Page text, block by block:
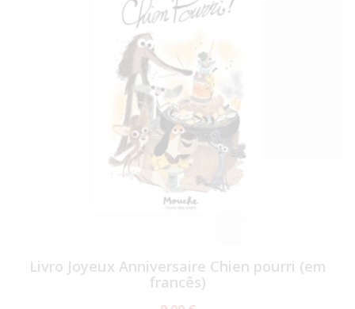
Livro Joyeux Anniversaire Chien pourri (em
francês)